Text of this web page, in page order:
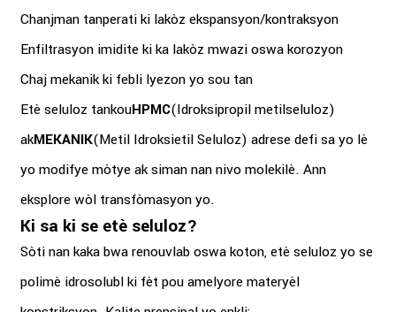
Chanjman tanperati ki lakòz ekspansyon/kontraksyon
Enfiltrasyon imidite ki ka lakòz mwazi oswa korozyon
Chaj mekanik ki febli lyezon yo sou tan
Etè seluloz tankouHPMC(Idroksipropil metilseluloz)
akMEKANIK(Metil Idroksietil Seluloz) adrese defi sa yo lè
yo modifye mòtye ak siman nan nivo molekilè. Ann
eksplore wòl transfòmasyon yo.
Ki sa ki se etè seluloz?
Sòti nan kaka bwa renouvlab oswa koton, etè seluloz yo se
polimè idrosolubl ki fèt pou amelyore materyèl